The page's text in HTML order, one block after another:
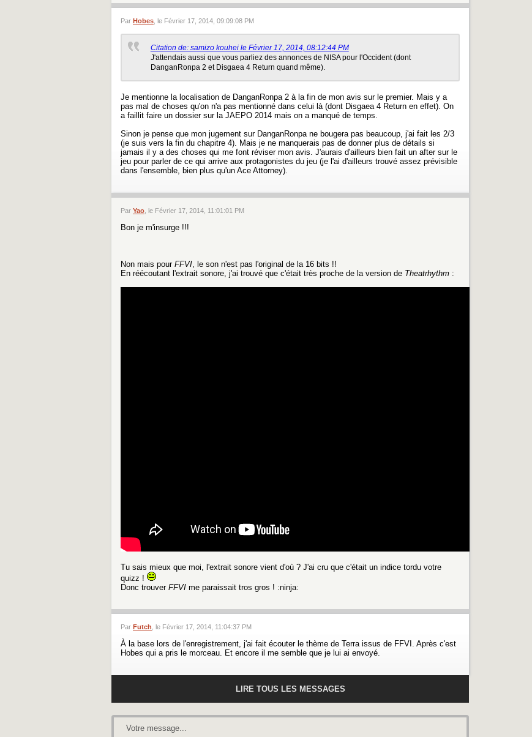
Par Hobes , le Février 17, 2014, 09:09:08 PM
Citation de: samizo kouhei le Février 17, 2014, 08:12:44 PM
J'attendais aussi que vous parliez des annonces de NISA pour l'Occident (dont
DanganRonpa 2 et Disgaea 4 Return quand même).
Je mentionne la localisation de DanganRonpa 2 à la fin de mon avis sur le premier. Mais y a
pas mal de choses qu'on n'a pas mentionné dans celui là (dont Disgaea 4 Return en effet). On
a faillit faire un dossier sur la JAEPO 2014 mais on a manqué de temps.
Sinon je pense que mon jugement sur DanganRonpa ne bougera pas beaucoup, j'ai fait les 2/3
(je suis vers la fin du chapitre 4). Mais je ne manquerais pas de donner plus de détails si
jamais il y a des choses qui me font réviser mon avis. J'aurais d'ailleurs bien fait un after sur le
jeu pour parler de ce qui arrive aux protagonistes du jeu (je l'ai d'ailleurs trouvé assez prévisible
dans l'ensemble, bien plus qu'un Ace Attorney).
Par Yao , le Février 17, 2014, 11:01:01 PM
Bon je m'insurge !!!
Non mais pour FFVI , le son n'est pas l'original de la 16 bits !!
En réécoutant l'extrait sonore, j'ai trouvé que c'était très proche de la version de Theatrhythm :
Tu sais mieux que moi, l'extrait sonore vient d'où ? J'ai cru que c'était un indice tordu votre
quizz !
Donc trouver FFVI me paraissait tros gros ! :ninja:
Par Futch , le Février 17, 2014, 11:04:37 PM
À la base lors de l'enregistrement, j'ai fait écouter le thème de Terra issus de FFVI. Après c'est
Hobes qui a pris le morceau. Et encore il me semble que je lui ai envoyé.
LIRE TOUS LES MESSAGES
Votre message...